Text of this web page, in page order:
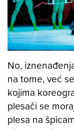
No,
na tome, već
kojima
plesači se
plesa na